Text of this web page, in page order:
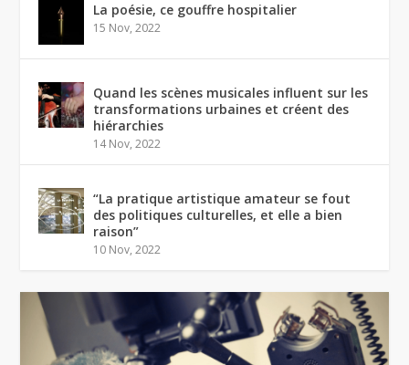
La poésie, ce gouffre hospitalier
15 Nov, 2022
Quand les scènes musicales influent sur les
transformations urbaines et créent des
hiérarchies
14 Nov, 2022
“La pratique artistique amateur se fout
des politiques culturelles, et elle a bien
raison”
10 Nov, 2022